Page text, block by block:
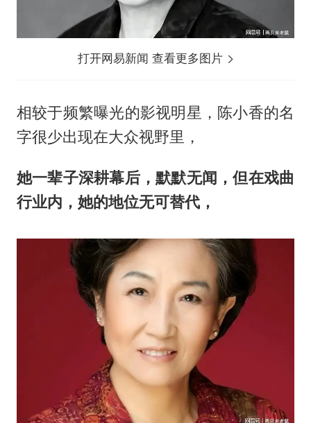
打开网易新闻 查看更多图片
相较于频繁曝光的影视明星，陈小香的名
字很少出现在大众视野里，
她一辈子深耕幕后，默默无闻，但在戏曲
行业内，她的地位无可替代，